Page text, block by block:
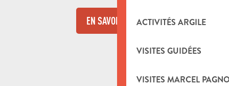
ACTIVITÉS ARGILE
VISITES GUIDÉES
VISITES MARCEL
EN SAVOIR PLUS